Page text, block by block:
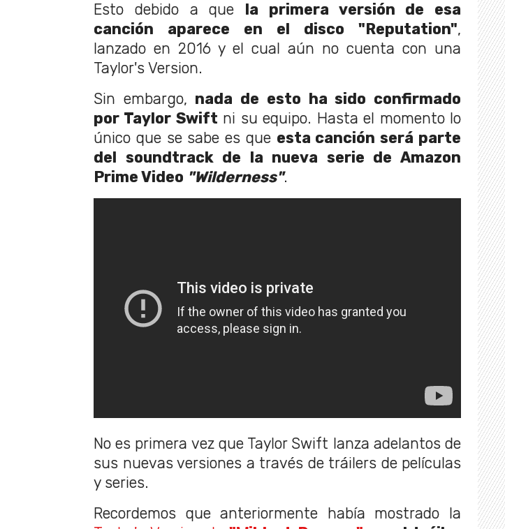
Esto debido a que la primera versión de esa
canción aparece en el disco "Reputation",
lanzado en 2016 y el cual aún no cuenta con una
Taylor's Version.
Sin embargo, nada de esto ha sido confirmado
por Taylor Swift ni su equipo. Hasta el momento lo
único que se sabe es que esta canción será parte
del soundtrack de la nueva serie de Amazon
Prime Video "Wilderness".
No es primera vez que Taylor Swift lanza adelantos de
sus nuevas versiones a través de tráilers de películas
y series.
Recordemos que anteriormente había mostrado la